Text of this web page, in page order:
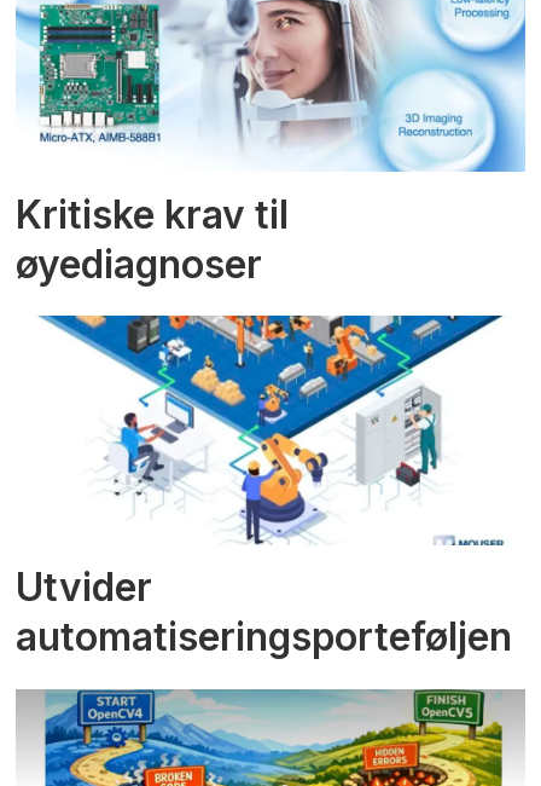
Kritiske krav til
øyediagnoser
Utvider
automatiseringsporteføljen